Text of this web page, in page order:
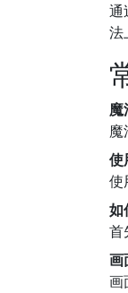
通
法
魔
魔
使
使
如
首
画
画